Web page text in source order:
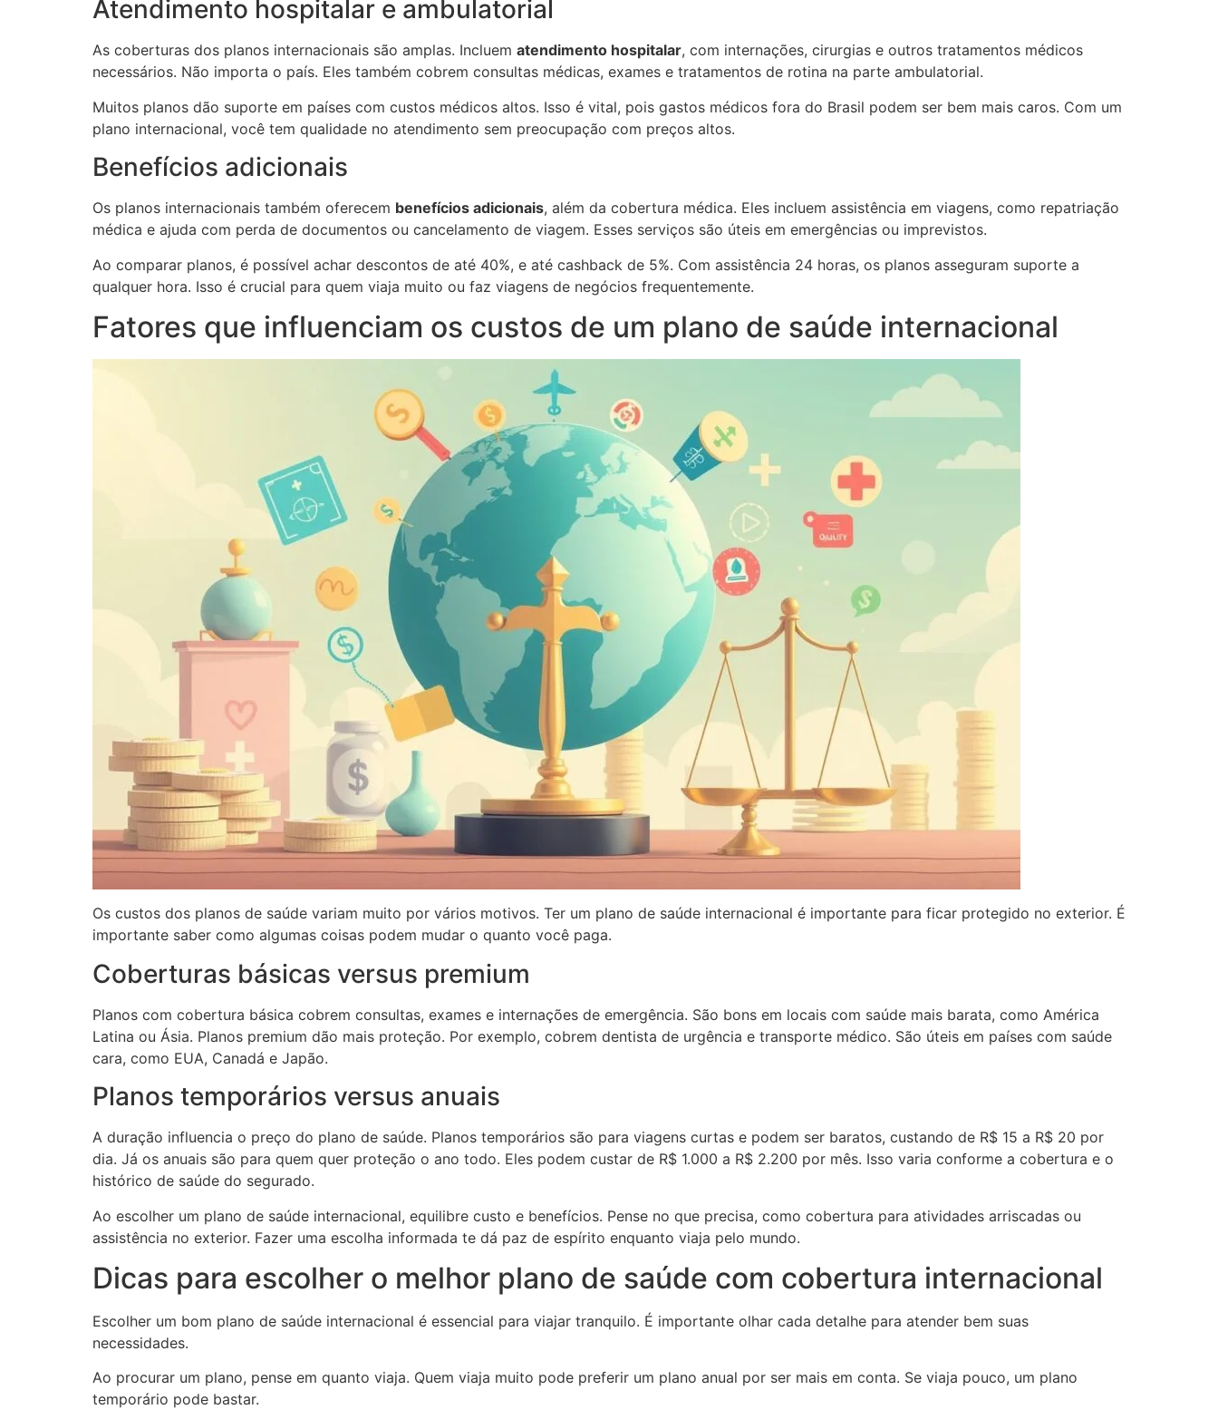
Atendimento hospitalar e ambulatorial
As coberturas dos planos internacionais são amplas. Incluem atendimento hospitalar, com internações, cirurgias e outros tratamentos médicos
necessários. Não importa o país. Eles também cobrem consultas médicas, exames e tratamentos de rotina na parte ambulatorial.
Muitos planos dão suporte em países com custos médicos altos. Isso é vital, pois gastos médicos fora do Brasil podem ser bem mais caros. Com um
plano internacional, você tem qualidade no atendimento sem preocupação com preços altos.
Benefícios adicionais
Os planos internacionais também oferecem benefícios adicionais, além da cobertura médica. Eles incluem assistência em viagens, como repatriação
médica e ajuda com perda de documentos ou cancelamento de viagem. Esses serviços são úteis em emergências ou imprevistos.
Ao comparar planos, é possível achar descontos de até 40%, e até cashback de 5%. Com assistência 24 horas, os planos asseguram suporte a
qualquer hora. Isso é crucial para quem viaja muito ou faz viagens de negócios frequentemente.
Fatores que influenciam os custos de um plano de saúde internacional
Os custos dos planos de saúde variam muito por vários motivos. Ter um plano de saúde internacional é importante para ficar protegido no exterior. É
importante saber como algumas coisas podem mudar o quanto você paga.
Coberturas básicas versus premium
Planos com cobertura básica cobrem consultas, exames e internações de emergência. São bons em locais com saúde mais barata, como América
Latina ou Ásia. Planos premium dão mais proteção. Por exemplo, cobrem dentista de urgência e transporte médico. São úteis em países com saúde
cara, como EUA, Canadá e Japão.
Planos temporários versus anuais
A duração influencia o preço do plano de saúde. Planos temporários são para viagens curtas e podem ser baratos, custando de R$ 15 a R$ 20 por
dia. Já os anuais são para quem quer proteção o ano todo. Eles podem custar de R$ 1.000 a R$ 2.200 por mês. Isso varia conforme a cobertura e o
histórico de saúde do segurado.
Ao escolher um plano de saúde internacional, equilibre custo e benefícios. Pense no que precisa, como cobertura para atividades arriscadas ou
assistência no exterior. Fazer uma escolha informada te dá paz de espírito enquanto viaja pelo mundo.
Dicas para escolher o melhor plano de saúde com cobertura internacional
Escolher um bom plano de saúde internacional é essencial para viajar tranquilo. É importante olhar cada detalhe para atender bem suas
necessidades.
Ao procurar um plano, pense em quanto viaja. Quem viaja muito pode preferir um plano anual por ser mais em conta. Se viaja pouco, um plano
temporário pode bastar.